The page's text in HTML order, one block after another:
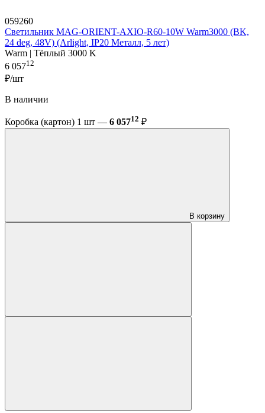
059260
Светильник MAG-ORIENT-AXIO-R60-10W Warm3000 (BK,
24 deg, 48V) (Arlight, IP20 Металл, 5 лет)
Warm | Тёплый 3000 K
6 05712
₽/шт
В наличии
Коробка (картон) 1 шт — 6 05712 ₽
В корзину